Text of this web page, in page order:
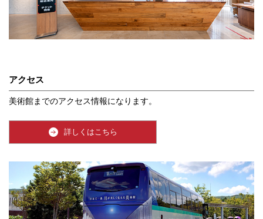
アクセス
美術館までのアクセス情報になります。
詳しくはこちら